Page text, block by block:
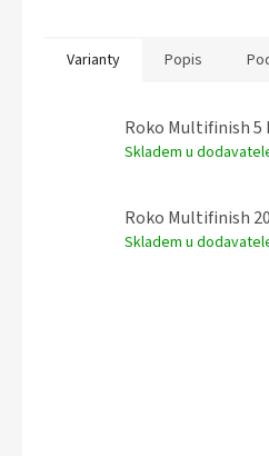
Varianty Popis
Roko Multifinish 5
Skladem u
Roko Multifinish
Skladem u